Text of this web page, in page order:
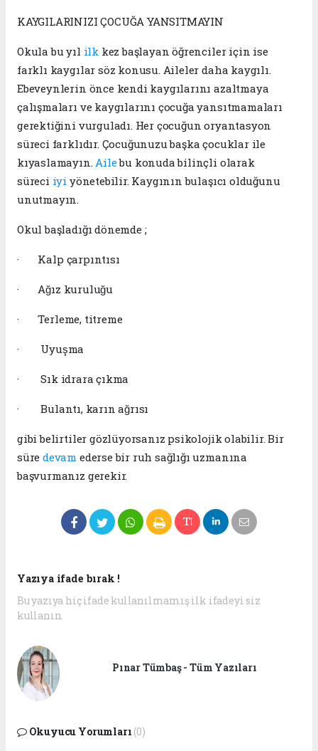
KAYGILARINIZI ÇOCUĞA YANSITMAYIN
Okula bu yıl ilk kez başlayan öğrenciler için ise
farklı kaygılar söz konusu. Aileler daha kaygılı.
Ebeveynlerin önce kendi kaygılarını azaltmaya
çalışmaları ve kaygılarını çocuğa yansıtmamaları
gerektiğini vurguladı. Her çocuğun oryantasyon
süreci farklıdır. Çocuğunuzu başka çocuklar ile
kıyaslamayın. Ailebu konuda bilinçli olarak
süreci iyi yönetebilir. Kaygının bulaşıcı olduğunu
unutmayın.
Okul başladığı dönemde ;
· Kalp çarpıntısı
· Ağız kuruluğu
· Terleme, titreme
· Uyuşma
· Sık idrara çıkma
· Bulantı, karın ağrısı
gibi belirtiler gözlüyorsanız psikolojik olabilir. Bir
süredevam ederse bir ruh sağlığı uzmanına
başvurmanız gerekir.
Yazıya ifade bırak !
Bu yazıya hiç ifade kullanılmamış ilk ifadeyi siz
kullanın.
Pınar Tümbaş - Tüm Yazıları
Okuyucu Yorumları (0)